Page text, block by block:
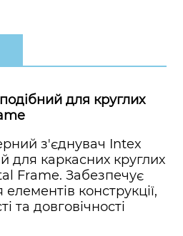
для круглих
з'єднувач Intex
для каркасних круглих
Frame. Забезпечує
конструкції,
та довговічності